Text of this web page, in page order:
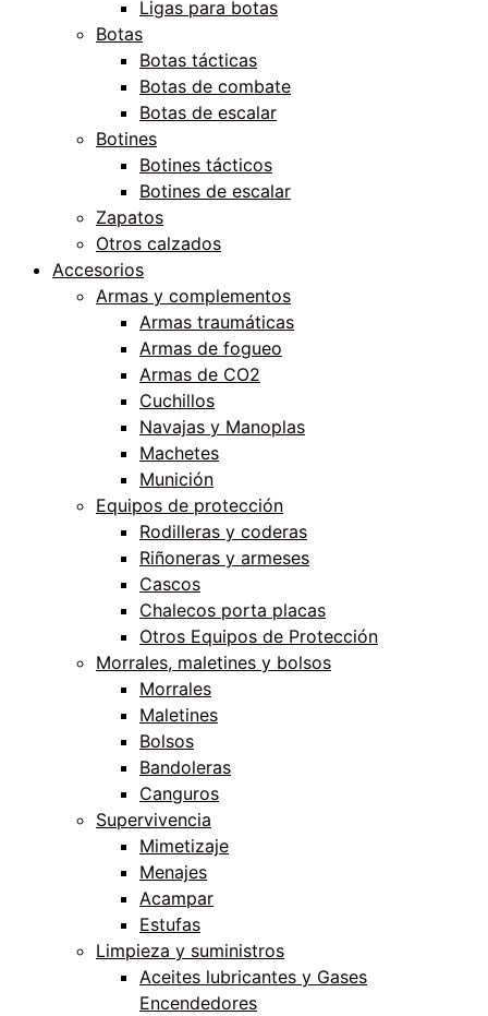
Ligas para botas
Botas
Botas tácticas
Botas de combate
Botas de escalar
Botines
Botines tácticos
Botines de escalar
Zapatos
Otros calzados
Accesorios
Armas y complementos
Armas traumáticas
Armas de fogueo
Armas de CO2
Cuchillos
Navajas y Manoplas
Machetes
Munición
Equipos de protección
Rodilleras y coderas
Riñoneras y armeses
Cascos
Chalecos porta placas
Otros Equipos de Protección
Morrales, maletines y bolsos
Morrales
Maletines
Bolsos
Bandoleras
Canguros
Supervivencia
Mimetizaje
Menajes
Acampar
Estufas
Limpieza y suministros
Aceites lubricantes y Gases
Encendedores